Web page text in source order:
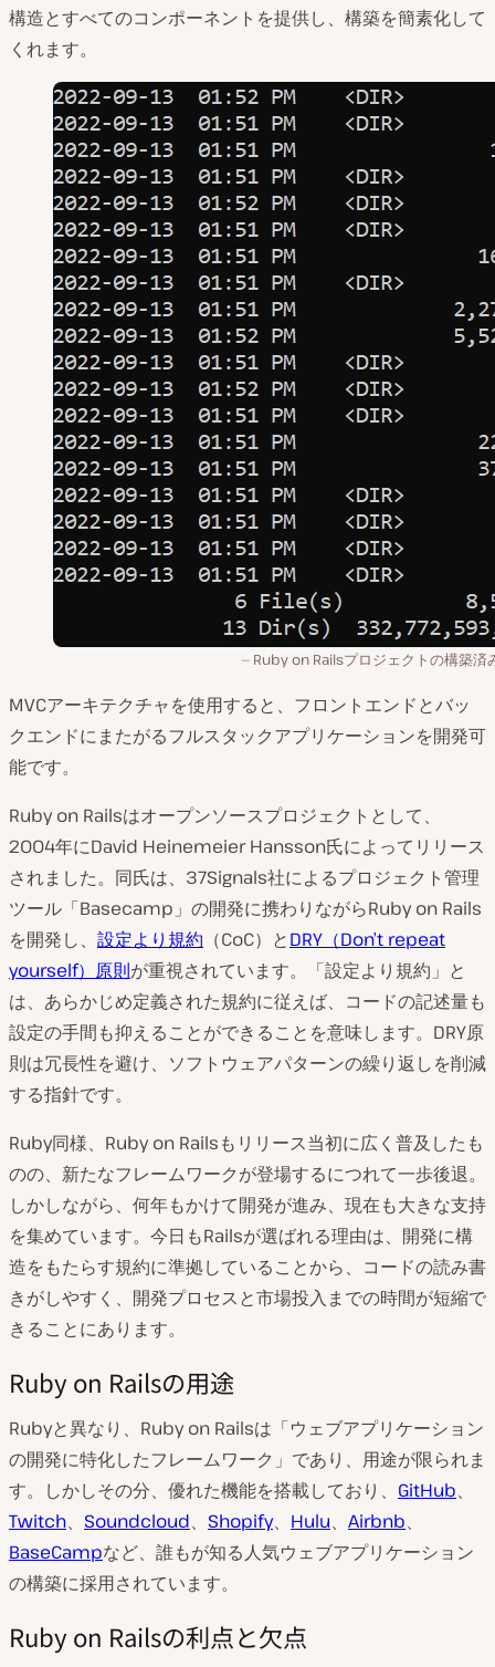
構造とすべてのコンポーネントを提供し、構築を簡素化して
くれます。
Ruby on Railsプロジェクトの構築済
MVCアーキテクチャを使用すると、フロントエンドとバッ
クエンドにまたがるフルスタックアプリケーションを開発可
能です。
Ruby on Railsはオープンソースプロジェクトとして、
2004年にDavid Heinemeier Hansson氏によってリリース
されました。同氏は、37Signals社によるプロジェクト管理
ツール「Basecamp」の開発に携わりながらRuby on Rails
を開発し、 設定より規約 （CoC）とDRY（Don’t repeat
yourself）原則が重視されています。「設定より規約」と
は、あらかじめ定義された規約に従えば、コードの記述量も
設定の手間も抑えることができることを意味します。DRY原
則は冗長性を避け、ソフトウェアパターンの繰り返しを削減
する指針です。
Ruby同様、Ruby on Railsもリリース当初に広く普及したも
のの、新たなフレームワークが登場するにつれて一歩後退。
しかしながら、何年もかけて開発が進み、現在も大きな支持
を集めています。今日もRailsが選ばれる理由は、開発に構
造をもたらす規約に準拠していることから、コードの読み書
きがしやすく、開発プロセスと市場投入までの時間が短縮で
きることにあります。
Ruby on Railsの用途
Rubyと異なり、Ruby on Railsは「ウェブアプリケーション
の開発に特化したフレームワーク」であり、用途が限られま
す。しかしその分、優れた機能を搭載しており、 GitHub、
Twitch、 Soundcloud、 Shopify、 Hulu、 Airbnb、
BaseCampなど、誰もが知る人気ウェブアプリケーション
の構築に採用されています。
Ruby on Railsの利点と欠点